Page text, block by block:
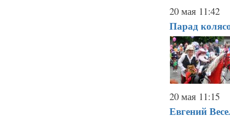
20 мая 11:42
Парад
20 мая 11:15
Евгений